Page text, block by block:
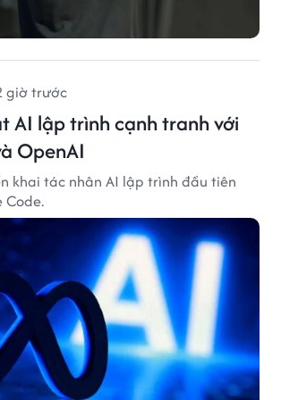
giờ trước
AI lập trình cạnh tranh với
OpenAI
khai tác nhân AI lập trình đầu tiên
Code.